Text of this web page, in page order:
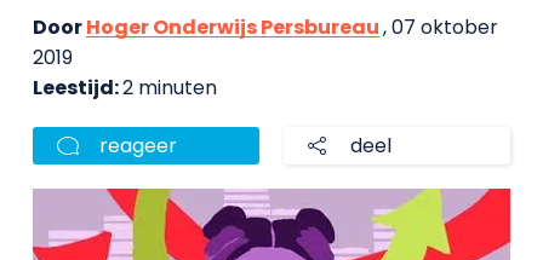
DoorHoger Onderwijs Persbureau, 07 oktober
2019
Leestijd:2 minuten
reageer deel